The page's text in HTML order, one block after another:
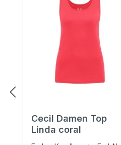
Cecil Damen Top
Linda coral